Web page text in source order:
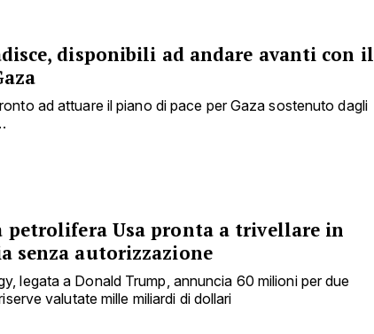
disponibili ad andare avanti con il
ad attuare il piano di pace per Gaza sostenuto dagli
petrolifera Usa pronta a trivellare in
senza autorizzazione
legata a Donald Trump, annuncia 60 milioni per due
valutate mille miliardi di dollari